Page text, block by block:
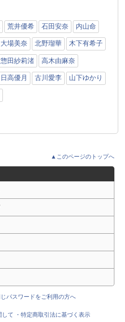
荒井優希 石田安奈 内山命
大場美奈 北野瑠華 木下有希子
惣田紗莉渚 高木由麻奈
日高優月 古川愛李 山下ゆかり
▲このページのトップへ
パスワードをご利用の方へ
して ・特定商取引法に基づく表示